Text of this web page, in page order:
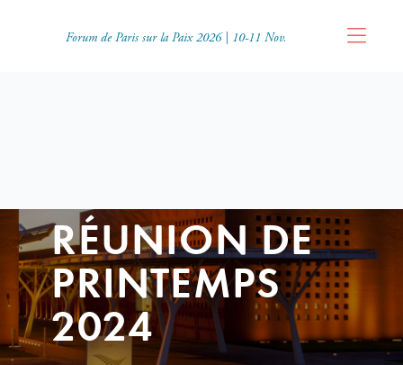
Forum de Paris sur la Paix 2026 | 10-11 Nov.
RÉUNION DE
PRINTEMPS
2024